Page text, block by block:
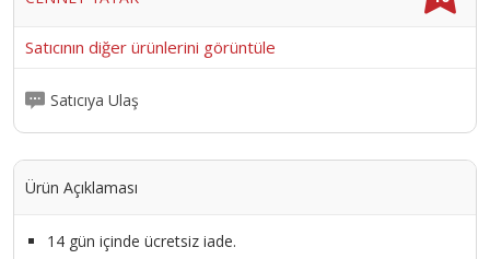
Satıcının diğer ürünlerini görüntüle
Satıcıya Ulaş
Ürün Açıklaması
14 gün içinde ücretsiz iade.